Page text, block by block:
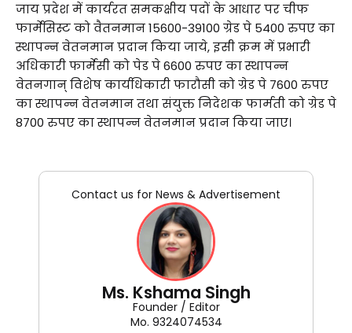
जाय प्रदेश में कार्यरत समकक्षीय पदों के आधार पर चीफ
फार्मेसिस्ट को वैतनमान 15600-39100 ग्रेड पे 5400 रुपए का
स्थापन्न वेतनमान प्रदान किया जाये, इसी क्रम में प्रभारी
अधिकारी फार्मेसी को पेड पे 6600 रुपए का स्थापन्न
वेतनगान् विशेष कार्यधिकारी फारौसी को ग्रेड पे 7600 रुपए
का स्थापन्न वेतनमान तथा संयुक्त निदेशक फार्मती को ग्रेड पे
8700 रुपए का स्थापन्न वेतनमान प्रदान किया जाए।
Contact us for News & Advertisement
Ms. Kshama Singh
Founder / Editor
Mo. 9324074534